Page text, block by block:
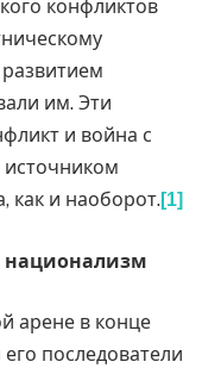
конфликтов
им. Эти
и война с
источником
как и наоборот.[1]
национализм
арене в конце
его последователи